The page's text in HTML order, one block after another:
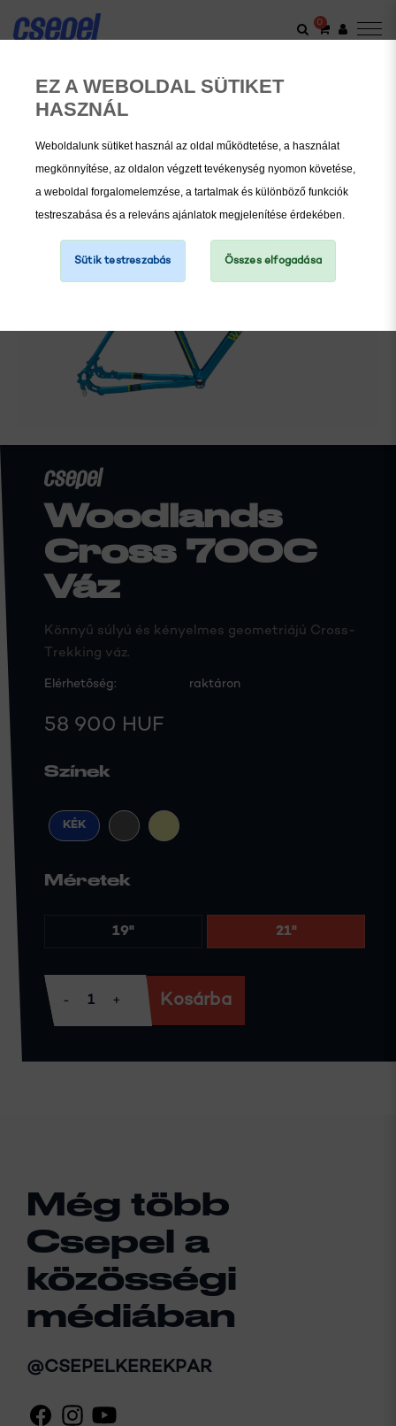
EZ A WEBOLDAL SÜTIKET
HASZNÁL
Weboldalunk sütiket használ az oldal működtetése, a használat
megkönnyítése, az oldalon végzett tevékenység nyomon követése,
a weboldal forgalomelemzése, a tartalmak és különböző funkciók
testreszabása és a releváns ajánlatok megjelenítése érdekében.
Sütik testreszabás Összes elfogadása
0
VÁZ ÉS VILLA
WOODLANDS
Woodlands Cross 700C Váz
Woodlands
Cross 700C
Váz
Könnyű súlyú és kényelmes geometriájú Cross-
Trekking váz.
Elérhetőség: raktáron
58 900 HUF
Színek
KÉK
Méretek
19" 21"
Kosárba
Még több
Csepel a
közösségi
médiában
@CSEPELKEREKPAR